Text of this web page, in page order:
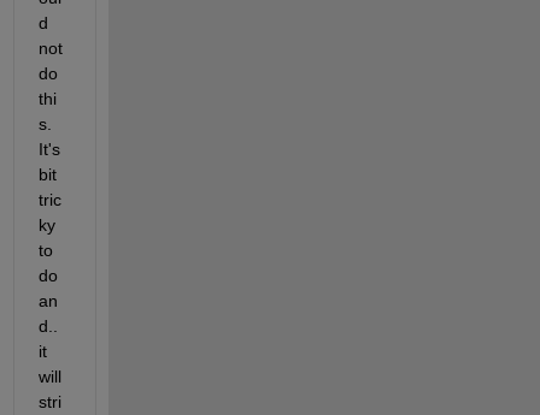
d
not
do
thi
s.
It's
bit
tric
ky
to
do
an
d..
it
will
stri